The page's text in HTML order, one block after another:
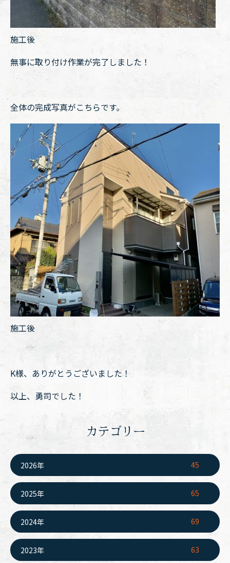
施工後
無事に取り付け作業が完了しました！
全体の完成写真がこちらです。
施工後
K様、ありがとうございました！
以上、勇司でした！
カテゴリー
2026年 45
2025年 65
2024年 69
2023年 63